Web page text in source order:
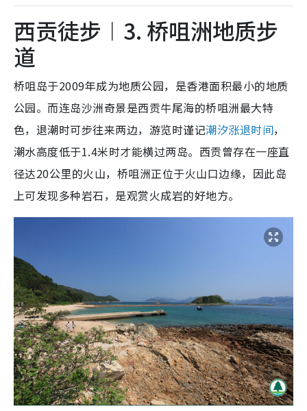
西贡徒步︱3. 桥咀洲地质步
道
桥咀岛于2009年成为地质公园，是香港面积最小的地质
公园。而连岛沙洲奇景是西贡牛尾海的桥咀洲最大特
色，退潮时可步往来两边，游览时谨记潮汐涨退时间，
潮水高度低于1.4米时才能横过两岛。西贡曾存在一座直
径达20公里的火山，桥咀洲正位于火山口边缘，因此岛
上可发现多种岩石，是观赏火成岩的好地方。